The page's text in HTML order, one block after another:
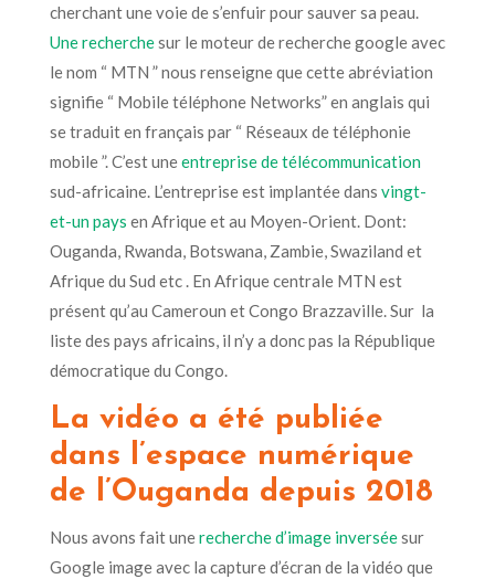
cherchant une voie de s’enfuir pour sauver sa peau.
Une recherchesur le moteur de recherche google avec
le nom “ MTN ” nous renseigne que cette abréviation
signifie “ Mobile téléphone Networks” en anglais qui
se traduit en français par “ Réseaux de téléphonie
mobile ”. C’est uneentreprise de télécommunication
sud-africaine. L’entreprise est implantée dans vingt-
et-un pays en Afrique et au Moyen-Orient. Dont:
Ouganda, Rwanda, Botswana, Zambie, Swaziland et
Afrique du Sud etc . En Afrique centrale MTN est
présent qu’au Cameroun et Congo Brazzaville. Sur la
liste des pays africains, il n’y a donc pas la République
démocratique du Congo.
La vidéo a été publiée
dans l’espace numérique
de l’Ouganda depuis 2018
Nous avons fait unerecherche d’image inverséesur
Google image avec la capture d’écran de la vidéo que